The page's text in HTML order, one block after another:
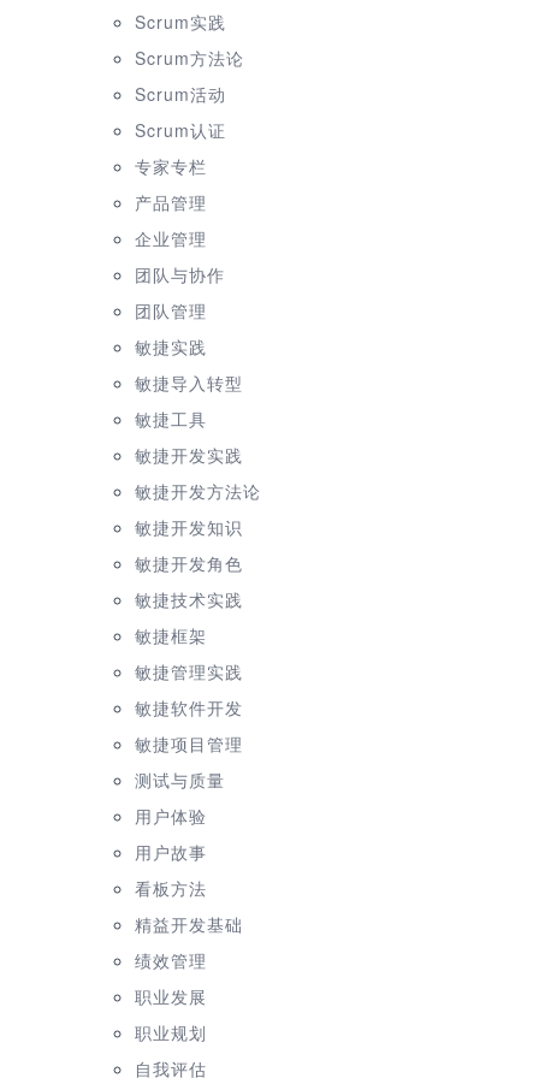
Scrum实践
Scrum方法论
Scrum活动
Scrum认证
专家专栏
产品管理
企业管理
团队与协作
团队管理
敏捷实践
敏捷导入转型
敏捷工具
敏捷开发实践
敏捷开发方法论
敏捷开发知识
敏捷开发角色
敏捷技术实践
敏捷框架
敏捷管理实践
敏捷软件开发
敏捷项目管理
测试与质量
用户体验
用户故事
看板方法
精益开发基础
绩效管理
职业发展
职业规划
自我评估